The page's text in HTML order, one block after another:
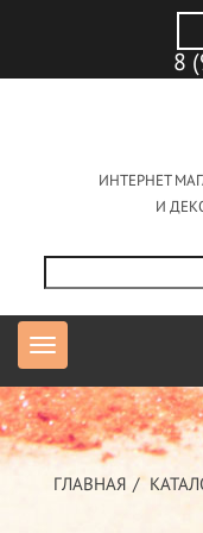
8
ИНТЕРНЕТ
И
ГЛАВНАЯ